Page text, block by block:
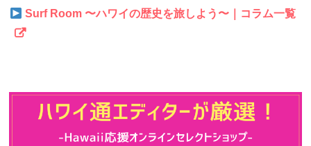
Surf Room 〜ハワイの歴史を旅しよう〜｜コラム一覧